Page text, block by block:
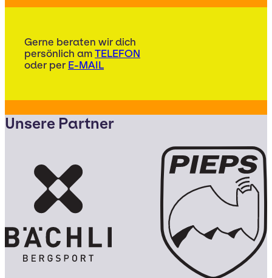
Gerne beraten wir dich
persönlich am TELEFON
oder per E-MAIL
Unsere Partner